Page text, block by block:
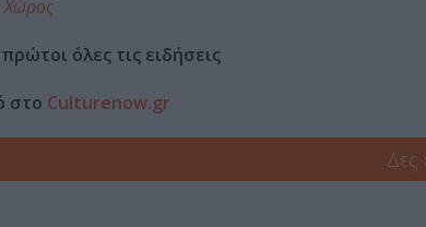
Χώρος
όλες τις ειδήσεις
στο Culturenow.gr
Δες